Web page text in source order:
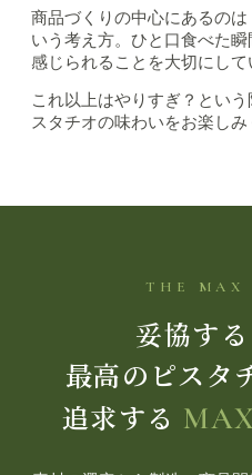
商品づくりの中心にあるの
いう考え方。ひと口食べた
感じられることを大切にして
これ以上はやりすぎ？とい
スタチオの味わいをお楽しみ
THE MAX
妥協す
最高のピスタ
追求する